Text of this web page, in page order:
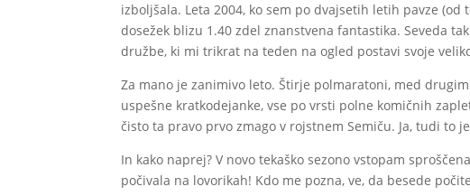
izboljšala. Leta 2004, ko sem po dvajsetih letih pavze
dosežek blizu 1.40 zdel znanstvena fantastika. Seveda
družbe, ki mi trikrat na teden na ogled postavi svoje
Za mano je zanimivo leto. Štirje polmaratoni, med
uspešne kratkodejanke, vse po vrsti polne komičnih
čisto ta pravo prvo zmago v rojstnem Semiču. Ja, tudi to
In kako naprej? V novo tekaško sezono vstopam
počivala na lovorikah! Kdo me pozna, ve, da besede